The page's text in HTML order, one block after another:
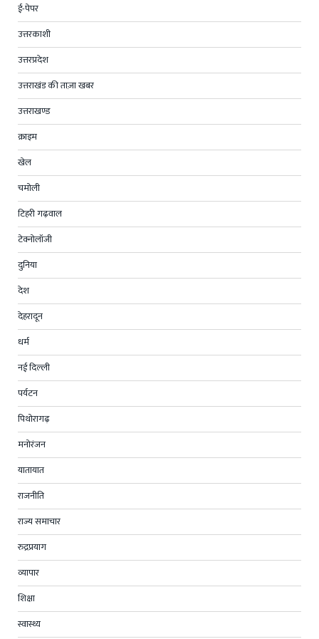
ई-पेपर
उत्तरकाशी
उत्तरप्रदेश
उत्तराखंड की ताज़ा खबर
उत्तराखण्ड
क्राइम
खेल
चमोली
टिहरी गढ़वाल
टेक्नोलॉजी
दुनिया
देश
देहरादून
धर्म
नई दिल्ली
पर्यटन
पिथोरागढ़
मनोरंजन
यातायात
राजनीति
राज्य समाचार
रुद्रप्रयाग
व्यापार
शिक्षा
स्वास्थ्य